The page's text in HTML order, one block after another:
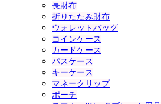
長財布
折りたたみ財布
ウォレットバッグ
コインケース
カードケース
パスケース
キーケース
マネークリップ
ポーチ